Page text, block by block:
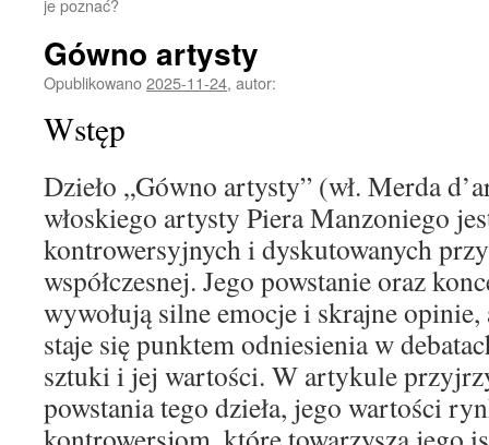
je poznać?
Gówno artysty
Opublikowano2025-11-24, autor:
Wstęp
Dzieło „Gówno artysty” (wł. Merda
włoskiego artysty Piera Manzoniego
kontrowersyjnych i dyskutowanych
współczesnej. Jego powstanie oraz
wywołują silne emocje i skrajne
staje się punktem odniesienia w
sztuki i jej wartości. W artykule
powstania tego dzieła, jego wartości